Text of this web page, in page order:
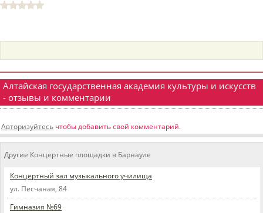
пїЅпїЅпїЅпїЅпїЅпїЅпїЅпїЅпїЅпїЅпїЅ
пїЅпїЅпїЅ
пїЅпїЅпїЅпїЅпїЅпїЅпїЅпїЅпїЅ
пїЅпїЅпїЅ пїЅпїЅпїЅпїЅпїЅ
пїЅпїЅпїЅ пїЅпїЅпїЅпїЅпїЅпїЅ
пїЅпїЅпїЅпїЅпїЅ
Алтайская государственная академия культуры и искусств
- отзывы и комментарии
Авторизуйтесь чтобы добавить свой комментарий.
Другие Концертные площадки в Барнауле
Концертный зал музыкального училища
ул. Песчаная, 84
Гимназия №69